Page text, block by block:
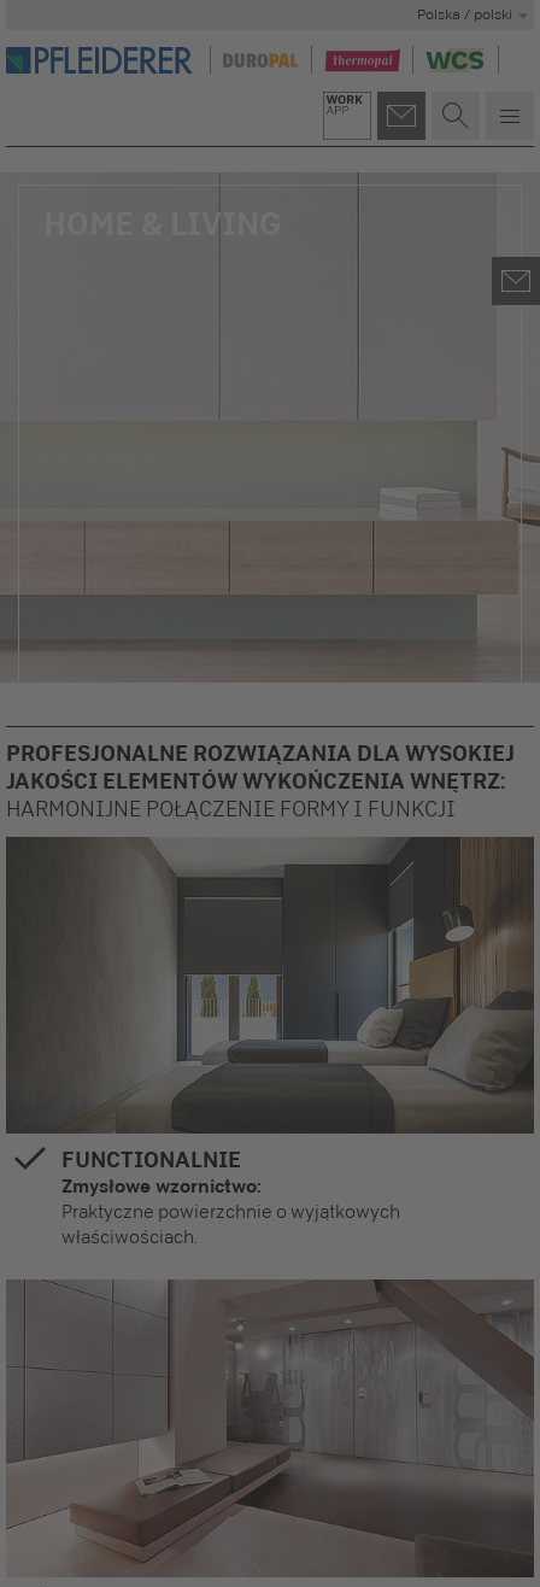
Polska / polski
HOME & LIVING
PROFESJONALNE ROZWIĄZANIA DLA WYSOKIEJ
JAKOŚCI ELEMENTÓW WYKOŃCZENIA WNĘTRZ:
HARMONIJNE POŁĄCZENIE FORMY I FUNKCJI
FUNCTIONALNIE
Zmysłowe wzornictwo:
Praktyczne powierzchnie o wyjątkowych
właściwościach.